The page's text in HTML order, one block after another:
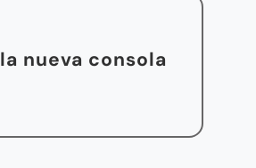
nueva consola